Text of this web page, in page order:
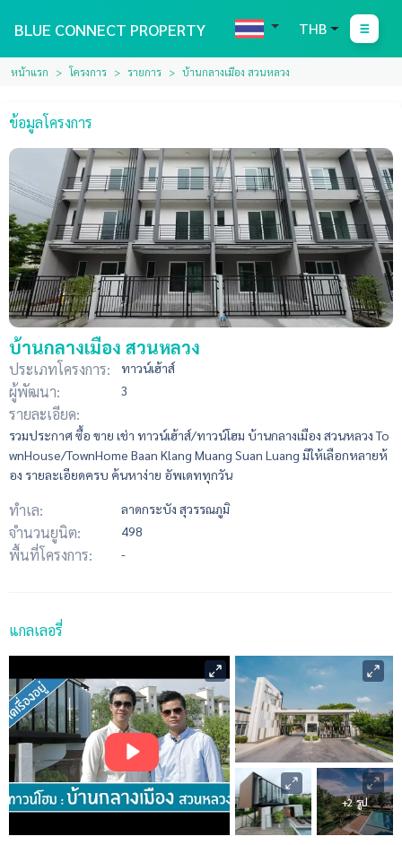
BLUE CONNECT PROPERTY THB
หน้าแรก โครงการ รายการ บ้านกลางเมือง สวนหลวง
ข้อมูลโครงการ
บ้านกลางเมือง สวนหลวง
ประเภทโครงการ: ทาวน์เฮ้าส์
ผู้พัฒนา: 3
รายละเอียด:
รวมประกาศ ซื้อ ขาย เช่า ทาวน์เฮ้าส์/ทาวน์โฮม บ้านกลางเมือง สวนหลวง To
wnHouse/TownHome Baan Klang Muang Suan Luang มีให้เลือกหลายห้
อง รายละเอียดครบ ค้นหาง่าย อัพเดททุกวัน
ทำเล: ลาดกระบัง สุวรรณภูมิ
จำนวนยูนิต: 498
พื้นที่โครงการ: -
แกลเลอรี่
+2 รูป